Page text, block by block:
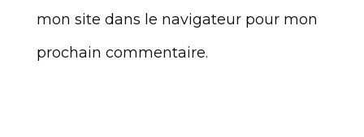
mon site dans le navigateur pour mon
prochain commentaire.